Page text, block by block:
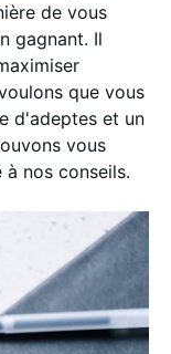
de vous
gagnant. Il
que vous
d'adeptes et un
vous
nos conseils.